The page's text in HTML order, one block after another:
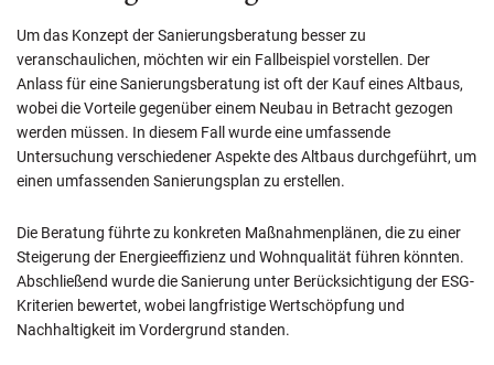
Um das Konzept der Sanierungsberatung besser zu
veranschaulichen, möchten wir ein Fallbeispiel vorstellen. Der
Anlass für eine Sanierungsberatung ist oft der Kauf eines Altbaus,
wobei die Vorteile gegenüber einem Neubau in Betracht gezogen
werden müssen. In diesem Fall wurde eine umfassende
Untersuchung verschiedener Aspekte des Altbaus durchgeführt, um
einen umfassenden Sanierungsplan zu erstellen.
Die Beratung führte zu konkreten Maßnahmenplänen, die zu einer
Steigerung der Energieeffizienz und Wohnqualität führen könnten.
Abschließend wurde die Sanierung unter Berücksichtigung der ESG-
Kriterien bewertet, wobei langfristige Wertschöpfung und
Nachhaltigkeit im Vordergrund standen.